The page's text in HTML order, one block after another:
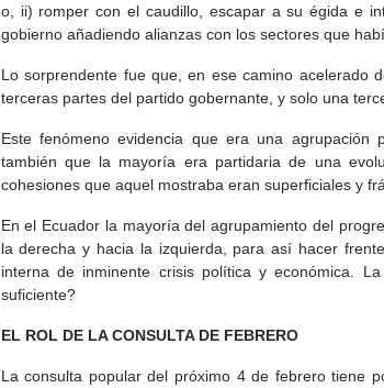
o, ii) romper con el caudillo, escapar a su égida e
gobierno añadiendo alianzas con los sectores que
Lo sorprendente fue que, en ese camino acelerado
terceras partes del partido gobernante, y solo una
Este fenómeno evidencia que era una agrupación
también que la mayoría era partidaria de una
cohesiones que aquel mostraba eran superficiales y
En el Ecuador la mayoría del agrupamiento del
la derecha y hacia la izquierda, para así hacer
interna de inminente crisis política y económica.
suficiente?
EL ROL DE LA CONSULTA DE FEBRERO
La consulta popular del próximo 4 de febrero tiene